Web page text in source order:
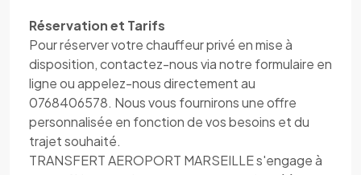
Réservation et Tarifs
Pour réserver votre chauffeur privé en mise à
disposition, contactez-nous via notre formulaire en
ligne ou appelez-nous directement au
0768406578. Nous vous fournirons une offre
personnalisée en fonction de vos besoins et du
trajet souhaité.
TRANSFERT AEROPORT MARSEILLE s'engage à